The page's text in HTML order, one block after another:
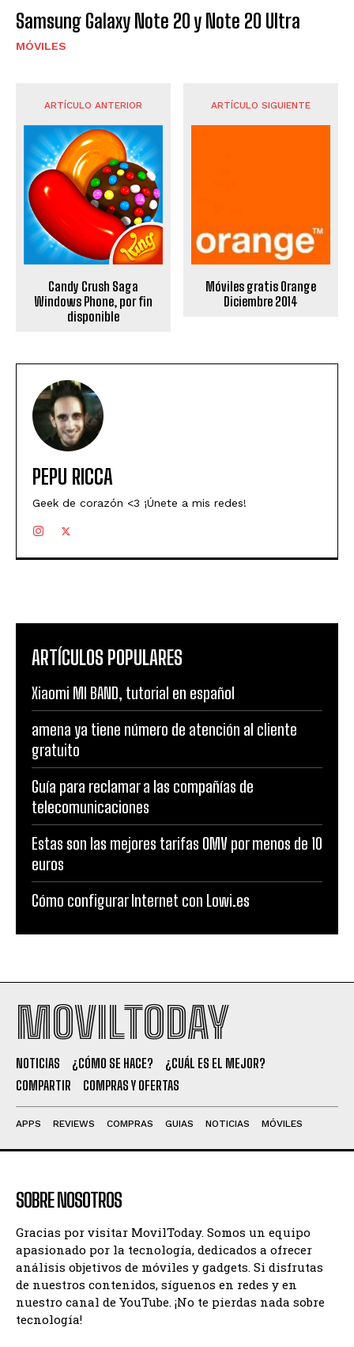
Samsung Galaxy Note 20 y Note 20 Ultra
MÓVILES
ARTÍCULO ANTERIOR
Candy Crush Saga
Windows Phone, por fin
disponible
ARTÍCULO SIGUIENTE
Móviles gratis Orange
Diciembre 2014
PEPU RICCA
Geek de corazón <3 ¡Únete a mis redes!
ARTÍCULOS POPULARES
Xiaomi MI BAND, tutorial en español
amena ya tiene número de atención al cliente
gratuito
Guía para reclamar a las compañías de
telecomunicaciones
Estas son las mejores tarifas OMV por menos de 10
euros
Cómo configurar Internet con Lowi.es
MOVILTODAY
NOTICIAS ¿CÓMO SE HACE?
¿CUÁL ES EL MEJOR?
COMPARTIR
COMPRAS Y OFERTAS
APPS REVIEWS COMPRAS GUIAS NOTICIAS MÓVILES
SOBRE NOSOTROS
Gracias por visitar MovilToday. Somos un equipo
apasionado por la tecnología, dedicados a ofrecer
análisis objetivos de móviles y gadgets. Si disfrutas
de nuestros contenidos, síguenos en redes y en
nuestro canal de YouTube. ¡No te pierdas nada sobre
tecnología!